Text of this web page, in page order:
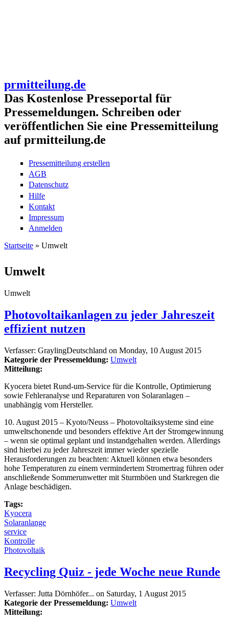
prmitteilung.de
Das Kostenlose Presseportal für
Pressemeldungen. Schreiben oder
veröffentlichen Sie eine Pressemitteilung
auf prmitteilung.de
Pressemitteilung erstellen
AGB
Datenschutz
Hilfe
Kontakt
Impressum
Anmelden
Startseite » Umwelt
Umwelt
Umwelt
Photovoltaikanlagen zu jeder Jahreszeit
effizient nutzen
Verfasser: GraylingDeutschland on Monday, 10 August 2015
Kategorie der Pressemeldung: Umwelt
Mitteilung:
Kyocera bietet Rund-um-Service für die Kontrolle, Optimierung
sowie Fehleranalyse und Reparaturen von Solaranlagen –
unabhängig vom Hersteller.
10. August 2015 – Kyoto/Neuss – Photovoltaiksysteme sind eine
umweltschonende und besonders effektive Art der Stromgewinnung
– wenn sie optimal geplant und instandgehalten werden. Allerdings
sind hierbei zu jeder Jahreszeit immer wieder spezielle
Herausforderungen zu beachten: Aktuell können etwa besonders
hohe Temperaturen zu einem vermindertem Stromertrag führen oder
anschließende Sommerunwetter mit Sturmböen und Starkregen die
Anlage beschädigen.
Tags:
Kyocera
Solaranlange
service
Kontrolle
Photovoltaik
Recycling Quiz - jede Woche neue Runde
Verfasser: Jutta Dörnhöfer... on Saturday, 1 August 2015
Kategorie der Pressemeldung: Umwelt
Mitteilung: